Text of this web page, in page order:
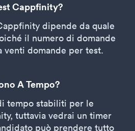
Cappfinity?
dipende da quale
il numero di domande
venti domande per test.
A Tempo?
tempo stabiliti per le
tuttavia vedrai un timer
può prendere tutto